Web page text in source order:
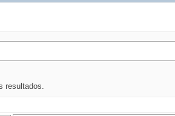
resultados.